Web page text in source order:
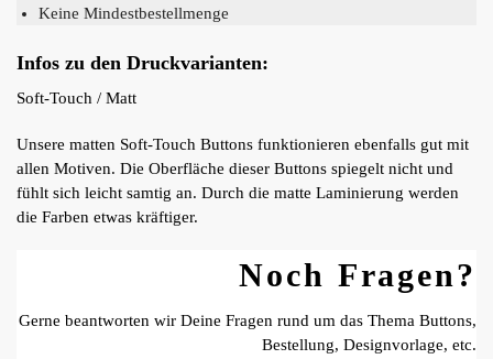
Keine Mindestbestellmenge
Infos zu den Druckvarianten:
Soft-Touch / Matt
Unsere matten Soft-Touch Buttons funktionieren ebenfalls gut mit
allen Motiven. Die Oberfläche dieser Buttons spiegelt nicht und
fühlt sich leicht samtig an. Durch die matte Laminierung werden
die Farben etwas kräftiger.
Noch Fragen?
Gerne beantworten wir Deine Fragen rund um das Thema Buttons,
Bestellung, Designvorlage, etc.